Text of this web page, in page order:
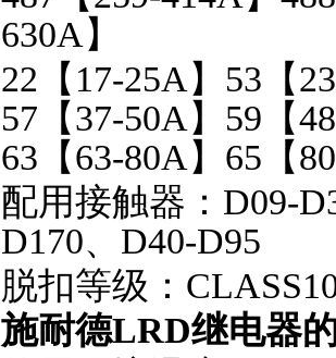
630A】
22【17-25A】53【
57【37-50A】59【
63【63-80A】65【
配用接触器：D09-
D170、D40-D95
脱扣等级：
施耐德LRD继电器